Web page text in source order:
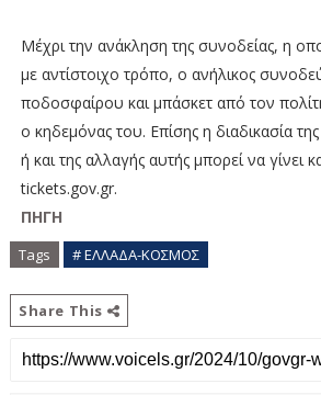
Μέχρι την ανάκληση της συνοδείας, η
με αντίστοιχο τρόπο, ο ανήλικος
ποδοσφαίρου και μπάσκετ από τον
ο κηδεμόνας του. Επίσης η διαδικασία
ή και της αλλαγής αυτής μπορεί να γίνει
tickets.gov.gr.
ΠΗΓΗ
Tags # ΕΛΛΑΔΑ-ΚΟΣΜΟΣ
Share This